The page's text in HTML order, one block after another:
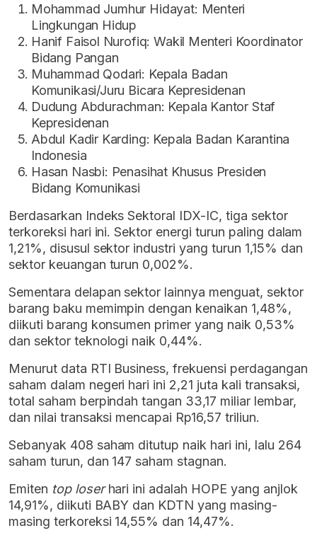
Mohammad Jumhur Hidayat: Menteri
Lingkungan Hidup
Hanif Faisol Nurofiq: Wakil Menteri Koordinator
Bidang Pangan
Muhammad Qodari: Kepala Badan
Komunikasi/Juru Bicara Kepresidenan
Dudung Abdurachman: Kepala Kantor Staf
Kepresidenan
Abdul Kadir Karding: Kepala Badan Karantina
Indonesia
Hasan Nasbi: Penasihat Khusus Presiden
Bidang Komunikasi
Berdasarkan Indeks Sektoral IDX-IC, tiga sektor
terkoreksi hari ini. Sektor energi turun paling dalam
1,21%, disusul sektor industri yang turun 1,15% dan
sektor keuangan turun 0,002%.
Sementara delapan sektor lainnya menguat, sektor
barang baku memimpin dengan kenaikan 1,48%,
diikuti barang konsumen primer yang naik 0,53%
dan sektor teknologi naik 0,44%.
Menurut data RTI Business, frekuensi perdagangan
saham dalam negeri hari ini 2,21 juta kali transaksi,
total saham berpindah tangan 33,17 miliar lembar,
dan nilai transaksi mencapai Rp16,57 triliun.
Sebanyak 408 saham ditutup naik hari ini, lalu 264
saham turun, dan 147 saham stagnan.
Emiten top loserhari ini adalah HOPE yang anjlok
14,91%, diikuti BABY dan KDTN yang masing-
masing terkoreksi 14,55% dan 14,47%.